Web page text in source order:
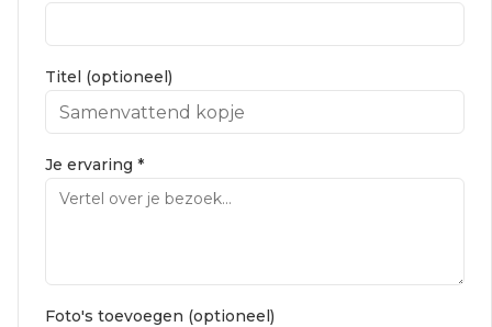
Titel (optioneel)
Je ervaring *
Foto's toevoegen (optioneel)